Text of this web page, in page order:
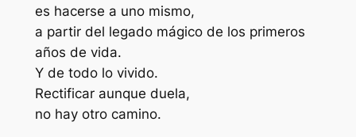
es hacerse a uno mismo,
a partir del legado mágico de los primeros
años de vida.
Y de todo lo vivido.
Rectificar aunque duela,
no hay otro camino.